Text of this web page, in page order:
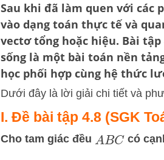
Sau khi đã làm quen với các
vào dạng toán thực tế và
vectơ tổng hoặc hiệu. Bài tập
sống là một bài toán nền
học phối hợp cùng hệ thức
Dưới đây là lời giải chi tiết và
I. Đề bài tập 4.8 (SGK
Cho tam giác đều ABCcó